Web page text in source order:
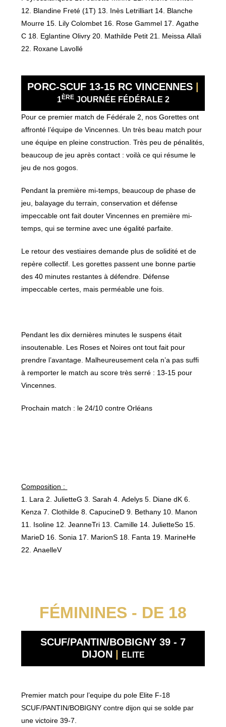
12. Blandine Freté (1T) 13. Inès Letrilliart 14. Blanche
Mourre 15. Lily Colombet 16. Rose Gammel 17. Agathe
C 18. Eglantine Olivry 20. Mathilde Petit 21. Meissa Allali
22. Roxane Lavollé
PORC-SCUF 13-15 RC VINCENNES
1ÈREJOURNÉE FÉDÉRALE 2
Pour ce premier match de Fédérale 2, nos Gorettes ont
affronté l’équipe de Vincennes. Un très beau match pour
une équipe en pleine construction. Très peu de pénalités,
beaucoup de jeu après contact : voilà ce qui résume le
jeu de nos gogos.
Pendant la première mi-temps, beaucoup de phase de
jeu, balayage du terrain, conservation et défense
impeccable ont fait douter Vincennes en première mi-
temps, qui se termine avec une égalité parfaite.
Le retour des vestiaires demande plus de solidité et de
repère collectif. Les gorettes passent une bonne partie
des 40 minutes restantes à défendre. Défense
impeccable certes, mais perméable une fois.
Pendant les dix dernières minutes le suspens était
insoutenable. Les Roses et Noires ont tout fait pour
prendre l’avantage. Malheureusement cela n’a pas suffi
à remporter le match au score très serré : 13-15 pour
Vincennes.
Prochain match : le 24/10 contre Orléans
Composition :
1. Lara 2. JulietteG 3. Sarah 4. Adelys 5. Diane dK 6.
Kenza 7. Clothilde 8. CapucineD 9. Bethany 10. Manon
11. Isoline 12. JeanneTri 13. Camille 14. JulietteSo 15.
MarieD 16. Sonia 17. MarionS 18. Fanta 19. MarineHe
22. AnaelleV
FÉMININES - DE 18
SCUF/PANTIN/BOBIGNY 39 - 7
DIJON
ELITE
Premier match pour l’equipe du pole Elite F-18
SCUF/PANTIN/BOBIGNY contre dijon qui se solde par
une victoire 39-7.